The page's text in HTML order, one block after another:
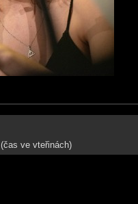
(čas ve vteřinách)